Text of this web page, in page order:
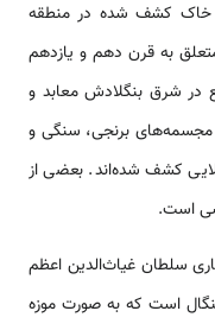
خاک کشف شده در منطقه
به قرن دهم و یازدهم
در شرق بنگلادش معابد و
مجسمه‌های برنجی، سنگی و
کشف شده‌اند. بعضی از
است.
سلطان غیاث‌الدین اعظم
بنگال است که به صورت موزه